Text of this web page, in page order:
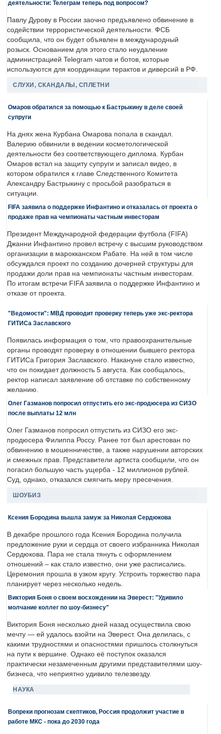
деятельности: Телеграм теперь под вопросом?
Павлу Дурову в России заочно предъявлено обвинение в
содействии террористической деятельности. ФСБ
сообщила, что он будет объявлен в международный
розыск. Основанием для этого стало неудаление
администрацией Telegram чатов и ботов, которые
используются для координации терактов и диверсий в РФ.
СЛУХИ, СКАНДАЛЫ, СПЛЕТНИ
Омаров обратился за помощью к Бастрыкину в деле своей
супруги
На днях жена Курбана Омарова попала в скандал.
Валерию обвинили в ведении косметологической
деятельности без соответствующего диплома. Курбан
Омаров встал на защиту супруги и записал видео, в
котором обратился к главе Следственного Комитета
Александру Бастрыкину с просьбой разобраться в
ситуации.
FIFA заявила о поддержке Инфантино и отказалась от проекта о
продаже прав на чемпионаты частным инвесторам
Президент Международной федерации футбола (FIFA)
Джанни Инфантино провел встречу с высшим руководством
организации в марокканском Рабате. На ней в том числе
обсуждался проект по созданию дочерней структуры для
продажи доли прав на чемпионаты частным инвесторам.
По итогам встречи FIFA заявила о поддержке Инфантино и
отказе от проекта.
"Ведомости": МВД проводит проверку теперь уже экс-ректора
ГИТИСа Заславского
Появилась информация о том, что правоохранительные
органы проводят проверку в отношении бывшего ректора
ГИТИСа Григория Заславского. Накануне стало известно,
что он покидает должность 5 августа. Как сообщалось,
ректор написал заявление об отставке по собственному
желанию.
Олег Газманов попросил отпустить его экс-продюсера из СИЗО
после выплаты 12 млн
Олег Газманов попросил отпустить из СИЗО его экс-
продюсера Филиппа Россу. Ранее тот был арестован по
обвинению в мошенничестве, а также нарушении авторских
и смежных прав. Представители артиста сообщили, что он
погасил большую часть ущерба - 12 миллионов рублей.
Суд, однако, отказался смягчить меру пресечения.
ШОУБИЗ
Ксения Бородина вышла замуж за Николая Сердюкова
В декабре прошлого года Ксения Бородина получила
предложение руки и сердца от своего избранника Николая
Сердюкова. Пара не стала тянуть с оформлением
отношений – как стало известно, они уже расписались.
Церемония прошла в узком кругу. Устроить торжество пара
планирует через несколько недель.
Виктория Боня о своем восхождении на Эверест: "Удивило
молчание коллег по шоу-бизнесу"
Виктория Боня несколько дней назад осуществила свою
мечту — ей удалось взойти на Эверест. Она делилась, с
какими трудностями и опасностями пришлось столкнуться
на пути к вершине. Однако её поступок оказался
практически незамеченным другими представителями шоу-
бизнеса, что неприятно удивило телезвезду.
НАУКА
Вопреки прогнозам скептиков, Россия продолжит участие в
работе МКС - пока до 2030 года